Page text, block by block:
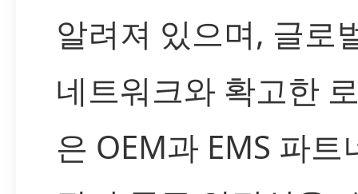
알려져 있으며, 글로
네트워크와 확고한
은 OEM과 EMS 파트